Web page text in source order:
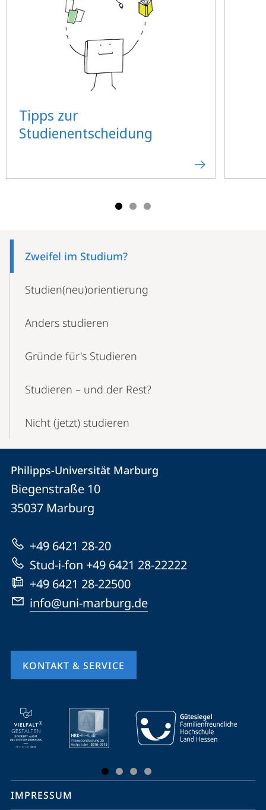
Tipps zur
Studienentscheidung
Mobile-
NavigationZweifel im Studium?
Studien(neu)orientierung
Anders studieren
Gründe für's Studieren
Studieren – und der Rest?
Nicht (jetzt) studieren
Kontakt
und
Informationen
zur
Website
Kontaktinformationen
Philipps-
Universität
Philipps-Universität Marburg
Biegenstraße 10
35037 Marburg
+49 6421 28-20
Stud-i-fon +49 6421 28-22222
+49 6421 28-22500
info@uni-marburg.de
KONTAKT & SERVICE
Mobile-
Service-
Navigation
Social
IMPRESSUM